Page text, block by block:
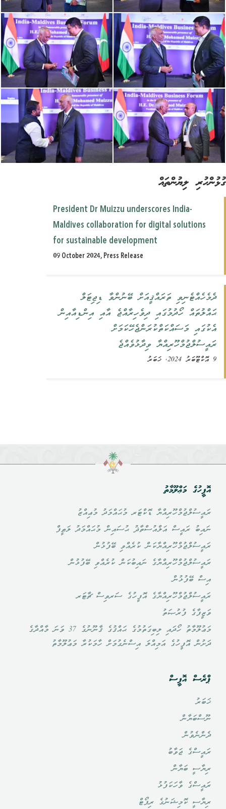
ލިޔުންތައް
President Dr Muizzu underscores India-
Maldives collaboration for digital solutions
for sustainable development
09 October 2024, Press Release
ދެމެހެއްޓެނިވި ތަރައްޤީއަށް ބޭނުންވާ ޑިޖިޓަލް
ޙައްލުތައް ހޯދުމުގައި ދިވެހިރާއްޖެ އާއި އިންޑިއާއިން
އެކުގައި މަސައްކަތްކުރަންޖެހޭކަމަށް
ރައީސުލްޖުމްހޫރިއްޔާ ވިދާޅުވެއްޖެ
އޮފީހުގެ މަޢްލޫމާތު
ރައީސުލްޖުމްހޫރިއްޔާ ޑޮކްޓަރ މުޙައްމަދު މުޢިއްޒު
ނައިބު ރައީސް އަލްއުސްތާޛު ޙުސައިން މުޙައްމަދު ލަޠީފް
ރައީސުލްޖުމްހޫރިއްޔާކަން ކުރެއްވި ބޭފުޅުން
ރައީސުލްޖުމްހޫރިއްޔާގެ ނައިބުކަން ކުރެއްވި ބޭފުޅުން
އިސް ބޭފުޅުން
ރައީސުލްޖުމްހޫރިއްޔާގެ އޮފީހުގެ ސަރވިސް ޗާޓަރ
ވަޒީފާގެ ފުރުޞަތު
މަޢުލޫމާތު ހޯދައި ލިބިގަތުމުގެ ޙައްޤުގެ ޤާނޫނުގެ 37 ވަނަ މާއްދާގެ
ދަށުން އޮފީހުގެ އަމިއްލަ އިސްނެގުމަށް ހާމަކުރާ މަޢުލޫމާތު
ޕްރެސް އޮފީސް
ޚަބަރު
ނޫސްބަޔާން
ދެންނެވުން
ރައީސްގެ ޖަވާބު
ރިޔާސީ ބަޔާން
ރައީސްގެ ވާހަކަފުޅު
ރިޔާސީ ކޮމިޝަނުގެ ރިޕޯޓް